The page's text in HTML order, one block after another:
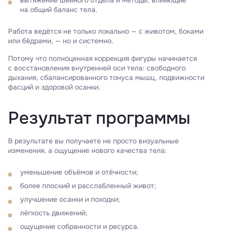
на общий баланс тела.
Работа ведётся не только локально — с животом, боками
или бёдрами, — но и системно.
Потому что полноценная коррекция фигуры начинается
с восстановления внутренней оси тела: свободного
дыхания, сбалансированного тонуса мышц, подвижности
фасций и здоровой осанки.
Результат программы
В результате вы получаете не просто визуальные
изменения, а ощущение нового качества тела:
уменьшение объёмов и отёчности;
более плоский и расслабленный живот;
улучшение осанки и походки;
лёгкость движений;
ощущение собранности и ресурса.